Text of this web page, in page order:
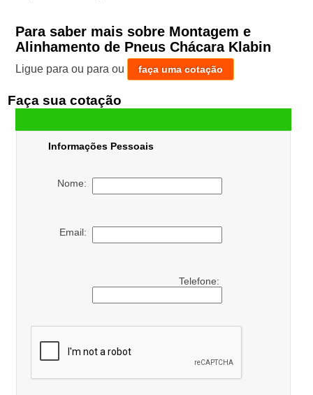
Para saber mais sobre Montagem e
Alinhamento de Pneus Chácara Klabin
Ligue para ou para ou faça uma cotação
Faça sua cotação
Informações Pessoais
Nome:
Email:
Telefone: